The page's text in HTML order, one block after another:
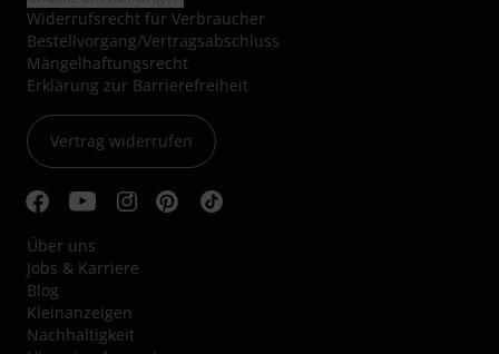
Widerrufsrecht für Verbraucher
Bestellvorgang/Vertragsabschluss
Mängelhaftungsrecht
Erklärung zur Barrierefreiheit
Vertrag widerrufen
Über uns
Jobs & Karriere
Blog
Kleinanzeigen
Nachhaltigkeit